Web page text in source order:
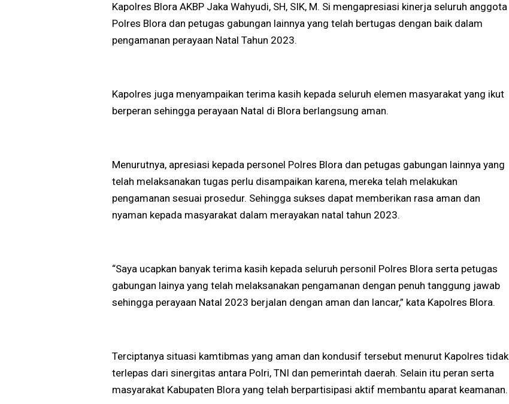
Kapolres Blora AKBP Jaka Wahyudi, SH, SIK, M. Si mengapresiasi kinerja seluruh anggota
Polres Blora dan petugas gabungan lainnya yang telah bertugas dengan baik dalam
pengamanan perayaan Natal Tahun 2023.
Kapolres juga menyampaikan terima kasih kepada seluruh elemen masyarakat yang ikut
berperan sehingga perayaan Natal di Blora berlangsung aman.
Menurutnya, apresiasi kepada personel Polres Blora dan petugas gabungan lainnya yang
telah melaksanakan tugas perlu disampaikan karena, mereka telah melakukan
pengamanan sesuai prosedur. Sehingga sukses dapat memberikan rasa aman dan
nyaman kepada masyarakat dalam merayakan natal tahun 2023.
“Saya ucapkan banyak terima kasih kepada seluruh personil Polres Blora serta petugas
gabungan lainya yang telah melaksanakan pengamanan dengan penuh tanggung jawab
sehingga perayaan Natal 2023 berjalan dengan aman dan lancar,” kata Kapolres Blora.
Terciptanya situasi kamtibmas yang aman dan kondusif tersebut menurut Kapolres tidak
terlepas dari sinergitas antara Polri, TNI dan pemerintah daerah. Selain itu peran serta
masyarakat Kabupaten Blora yang telah berpartisipasi aktif membantu aparat keamanan.